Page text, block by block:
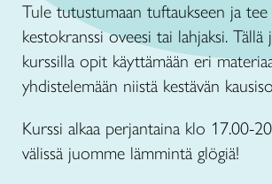
Tule tutustumaan tuftaukseen ja
kestokranssi oveesi tai lahjaksi. Tällä
kurssilla opit käyttämään eri
yhdistelemään niistä kestävän
Kurssi alkaa perjantaina klo 17.00-
välissä juomme lämmintä glögiä!